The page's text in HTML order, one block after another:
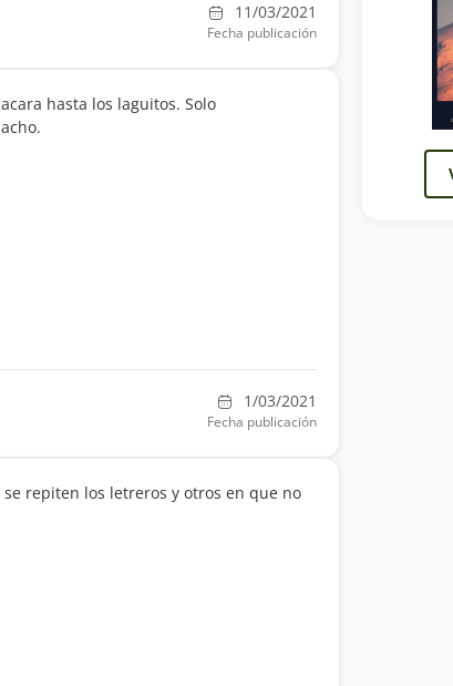
11/03/2021
Fecha publicación
hasta los laguitos. Solo
1/03/2021
Fecha publicación
repiten los letreros y otros en que no